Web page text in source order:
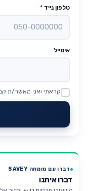
טלפון נייד *
אימייל
Website
קראתי ואני מאשר/ת
דברו עם מומחה SAVEY
דברו איתנו